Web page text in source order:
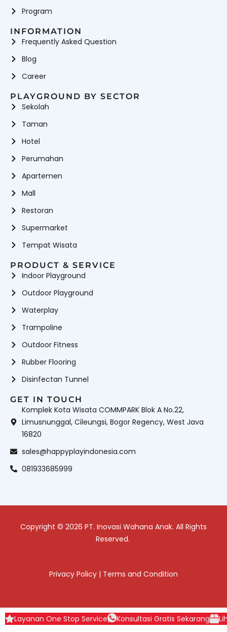
Program
INFORMATION
Frequently Asked Question
Blog
Career
PLAYGROUND BY SECTOR
Sekolah
Taman
Hotel
Perumahan
Apartemen
Mall
Restoran
Supermarket
Tempat Wisata
PRODUCT & SERVICE
Indoor Playground
Outdoor Playground
Waterplay
Trampoline
Outdoor Fitness
Rubber Flooring
Disinfectan Tunnel
GET IN TOUCH
Komplek Kota Wisata COMMPARK Blok A No.22,
Limusnunggal, Cileungsi, Bogor Regency, West Java
16820
sales@happyplayindonesia.com
081933685999
Copyright © 2026 PT. Inovasi Wahana Anak. All Rights
Reserved.
Privacy Policy | Terms and Condition
Layanan One Stop Service Konsultasi Gratis Sekarang